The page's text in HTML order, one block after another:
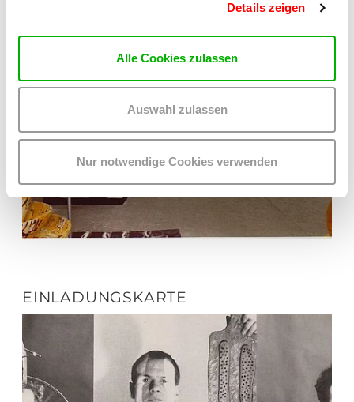
Details zeigen
Alle Cookies zulassen
Auswahl zulassen
Nur notwendige Cookies verwenden
EINLADUNGSKARTE